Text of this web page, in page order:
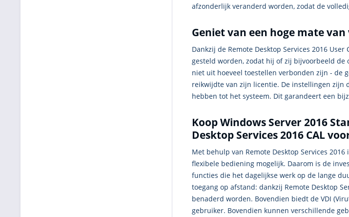
afzonderlijk veranderd worden, zodat de
Geniet van een hoge mate
Dankzij de Remote Desktop Services 2016
gesteld worden, zodat hij of zij bijvoorbeeld de
niet uit hoeveel toestellen verbonden zijn - de
reikwijdte van zijn licentie. De instellingen zijn
hebben tot het systeem. Dit garandeert een
Koop Windows Server 2016
Desktop Services 2016 CAL
Met behulp van Remote Desktop Services
flexibele bediening mogelijk. Daarom is de
functies die het dagelijkse werk op de lange
toegang op afstand: dankzij Remote Desktop
benaderd worden. Bovendien biedt de VDI
gebruiker. Bovendien kunnen verschillende